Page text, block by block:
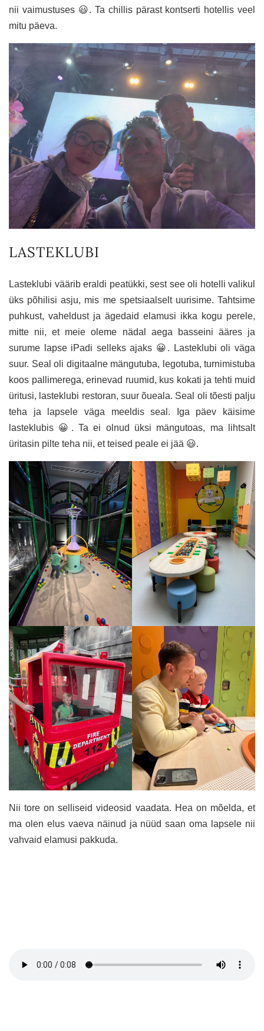
nii vaimustuses 😃. Ta chillis pärast kontserti hotellis veel
mitu päeva.
LASTEKLUBI
Lasteklubi väärib eraldi peatükki, sest see oli hotelli valikul
üks põhilisi asju, mis me spetsiaalselt uurisime. Tahtsime
puhkust, vaheldust ja ägedaid elamusi ikka kogu perele,
mitte nii, et meie oleme nädal aega basseini ääres ja
surume lapse iPadi selleks ajaks 😀. Lasteklubi oli väga
suur. Seal oli digitaalne mängutuba, legotuba, turnimistuba
koos pallimerega, erinevad ruumid, kus kokati ja tehti muid
üritusi, lasteklubi restoran, suur õueala. Seal oli tõesti palju
teha ja lapsele väga meeldis seal. Iga päev käisime
lasteklubis 😀. Ta ei olnud üksi mängutoas, ma lihtsalt
üritasin pilte teha nii, et teised peale ei jää 😃.
Nii tore on selliseid videosid vaadata. Hea on mõelda, et
ma olen elus vaeva näinud ja nüüd saan oma lapsele nii
vahvaid elamusi pakkuda.